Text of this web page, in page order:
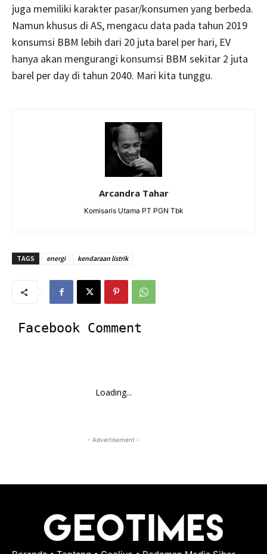
juga memiliki karakter pasar/konsumen yang berbeda.
Namun khusus di AS, mengacu data pada tahun 2019
konsumsi BBM lebih dari 20 juta barel per hari, EV
hanya akan mengurangi konsumsi BBM sekitar 2 juta
barel per day di tahun 2040. Mari kita tunggu.
Arcandra Tahar
Komisaris Utama PT PGN Tbk
TAGS energi kendaraan listrik
Facebook Comment
Loading...
- Advertisement -